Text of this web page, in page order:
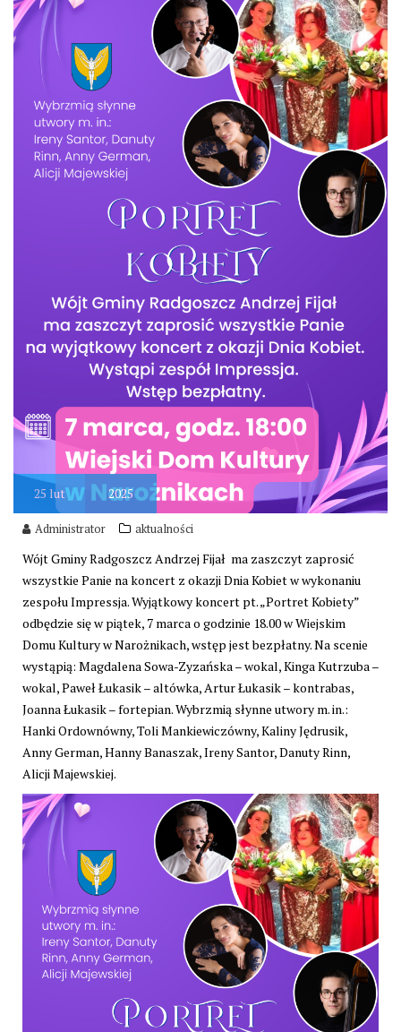
25 lut 2025
Administrator aktualności
Wójt Gminy Radgoszcz Andrzej Fijał ma zaszczyt zaprosić
wszystkie Panie na koncert z okazji Dnia Kobiet w wykonaniu
zespołu Impressja. Wyjątkowy koncert pt. „Portret Kobiety”
odbędzie się w piątek, 7 marca o godzinie 18.00 w Wiejskim
Domu Kultury w Narożnikach, wstęp jest bezpłatny. Na scenie
wystąpią: Magdalena Sowa-Zyzańska – wokal, Kinga Kutrzuba –
wokal, Paweł Łukasik – altówka, Artur Łukasik – kontrabas,
Joanna Łukasik – fortepian. Wybrzmią słynne utwory m. in.:
Hanki Ordownówny, Toli Mankiewiczówny, Kaliny Jędrusik,
Anny German, Hanny Banaszak, Ireny Santor, Danuty Rinn,
Alicji Majewskiej.